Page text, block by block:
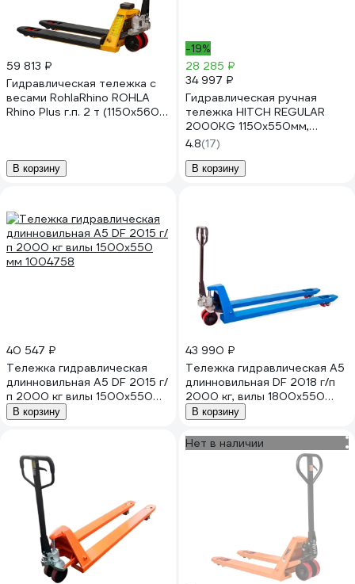
59 813 ₽
Гидравлическая тележка с
весами RohlaRhino ROHLA
Rhino Plus г.п. 2 т (1150x560
В корзину
-19%
28 285 ₽
34 997 ₽
Гидравлическая ручная
тележка HITCH REGULAR
2000KG 1150х550мм,
полиуретановые ролики
SZ084239
4.8(17)
В корзину
40 547 ₽
Тележка гидравлическая
длинновильная А5 DF 2015 г/
п 2000 кг вилы 1500x550
мм 1004758
В корзину
43 990 ₽
Тележка гидравлическая А5
длинновильная DF 2018 г/п
2000 кг, вилы 1800x550
1004825
В корзину
Нет в наличии